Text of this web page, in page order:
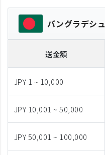
バングラデシュ
送金額
JPY 1 ~ 10,000
JPY 10,001 ~ 50,000
JPY 50,001 ~ 100,000